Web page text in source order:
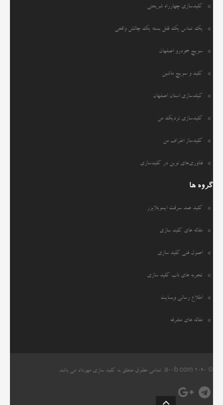
کلیدسازی چهارراه شریعتی
یک تماس یک قفل بسته یک چالش واقعی
سویچ خودرو اصفهان
کلید و سویچ ماشین
کیلدسازی استان اصفهان
کلیدسازی نزدیک من
کلیدساز اطراف من
فناوری‌های نوین در کلیدسازی
گروه ها
کلید ضد سرقت ایموبلایزر
مقاله های کلید سازی
اصول فنی کلید سازی
تجربه های ناب کلید سازی
اطلاع رسانی وبسایت
مقاله های متفرقه
© 2040
a00b.com. تمامی حقوق متعلق به کلید سازی مهرداد می باشد.